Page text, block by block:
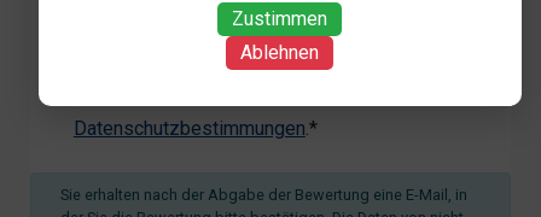
Zustimmen
Ablehnen
personenbezogenen Daten (Angaben, Datum und
Uhrzeit der Bewertungsabgabe, Referrer-URL) zum
Zweck der Bewertung erkläre ich mich
Datenschutzbestimmungen.*
Sie erhalten nach der Abgabe der Bewertung eine E-Mail, in